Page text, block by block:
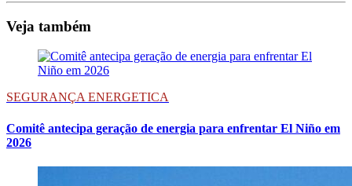
Veja também
SEGURANÇA ENERGETICA
Comitê antecipa geração de energia para enfrentar El Niño em
2026